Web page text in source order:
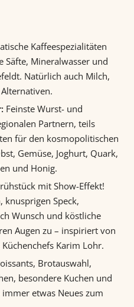
Kaffeespezialitäten
Säfte, Mineralwasser und
Natürlich auch Milch,
Feinste Wurst- und
Partnern, teils
für den kosmopolitischen
Gemüse, Joghurt, Quark,
und Honig.
mit Show-Effekt!
knusprigen Speck,
Wunsch und köstliche
Augen zu – inspiriert von
Karim Lohr.
Brotauswahl,
besondere Kuchen und
etwas Neues zum